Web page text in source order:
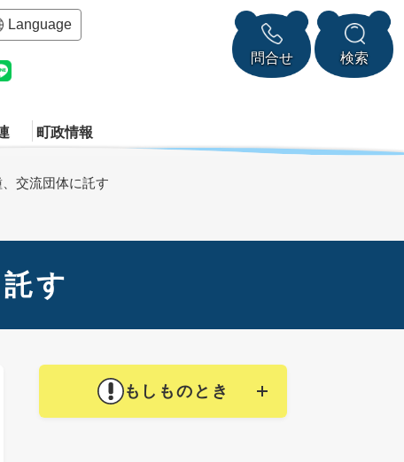
Language
問合せ 検索
町政情報
交流団体に託す
す
もしものとき